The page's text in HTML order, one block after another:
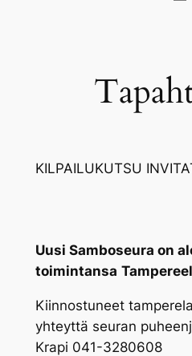
KILPAILUKUTSU
Uusi Samboseura on
toimintansa
Kiinnostuneet
yhteyttä seuran
Krapi 041-3280608